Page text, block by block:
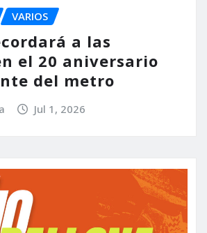
VARIOS
a las
el 20 aniversario
del metro
Jul 1, 2026